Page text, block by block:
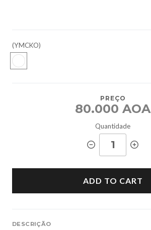
(YMCKO)
PREÇO
80.000 AOA
Quantidade
ADD TO CART
DESCRIÇÃO